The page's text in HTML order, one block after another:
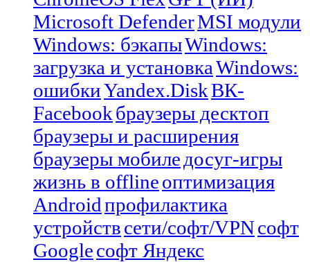
Microsoft DefenderMSI модули
Windows: бэкапыWindows:
загрузка и установкаWindows:
ошибкиYandex.DiskВК-
Facebookбраузеры десктоп
браузеры и расширения
браузеры мобиле досуг-игры
жизнь в offlineоптимизация
Androidпрофилактика
устройствсети/софт/VPNсофт
Googleсофт Яндекс